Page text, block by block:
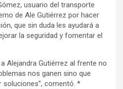
usuario del transporte
de Ale Gutiérrez por hacer
que sin duda les ayudará a
la seguridad y fomentar el
Alejandra Gutiérrez al frente no
nos ganen sino que
soluciones”, comentó. *